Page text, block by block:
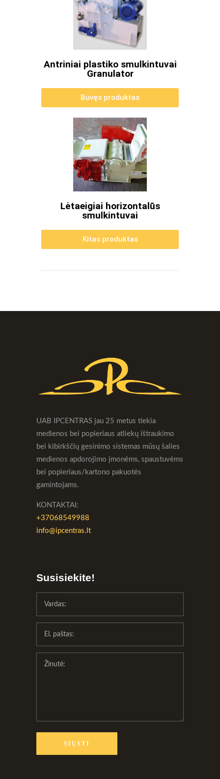
Antriniai plastiko smulkintuvai
Granulator
Buvęs produktas
Lėtaeigiai horizontalūs
smulkintuvai
Kitas produktas
UAB IPCENTRAS jau 25 metus tiekia
medienos bei popieriaus atliekų ištraukimo
bei kibirkščių gesinimo sistemas mūsų šalies
medienos apdorojimo įmonėms, spaustuvėms
bei popieriaus/kartono pakuotės
gamintojams.
KONTAKTAI:
+37068549988
info@ipcentras.lt
Susisiekite!